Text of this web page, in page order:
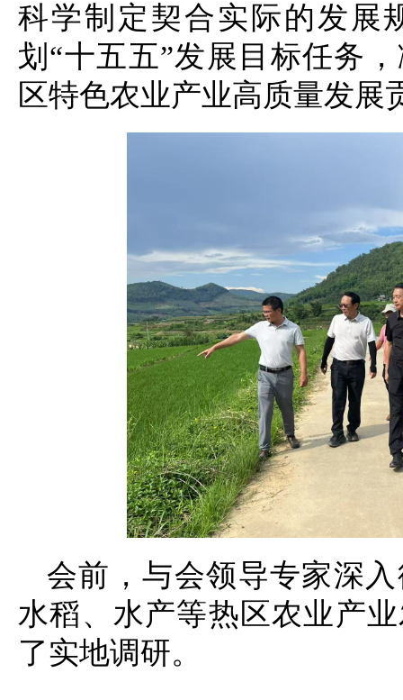
科学制定契合实际的发展
划 “十五五”发展目标任务
区特色农业产业高质量发展
会前，与会领导专家深
水稻、水产等热区农业产
了实地调研。